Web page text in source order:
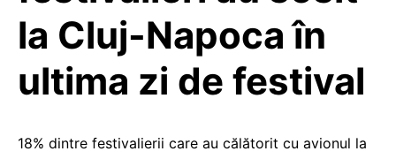
la Cluj-Napoca în
ultima zi de festival
18% dintre festivalierii care au călătorit cu avionul la